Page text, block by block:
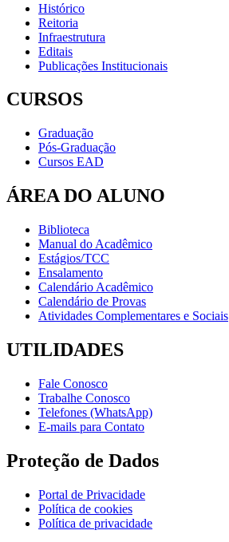
Histórico
Reitoria
Infraestrutura
Editais
Publicações Institucionais
CURSOS
Graduação
Pós-Graduação
Cursos EAD
ÁREA DO ALUNO
Biblioteca
Manual do Acadêmico
Estágios/TCC
Ensalamento
Calendário Acadêmico
Calendário de Provas
Atividades Complementares e Sociais
UTILIDADES
Fale Conosco
Trabalhe Conosco
Telefones (WhatsApp)
E-mails para Contato
Proteção de Dados
Portal de Privacidade
Política de cookies
Política de privacidade